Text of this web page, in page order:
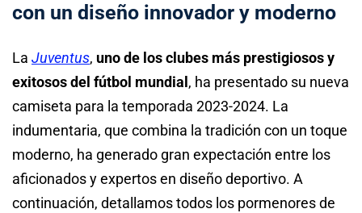
con un diseño innovador y moderno
La Juventus, uno de los clubes más prestigiosos y
exitosos del fútbol mundial , ha presentado su nueva
camiseta para la temporada 2023-2024. La
indumentaria, que combina la tradición con un toque
moderno, ha generado gran expectación entre los
aficionados y expertos en diseño deportivo. A
continuación, detallamos todos los pormenores de